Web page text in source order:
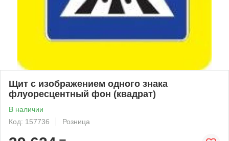
Щит с изображением одного знака
флуоресцентный фон (квадрат)
В наличии
Код: 157736
Розница